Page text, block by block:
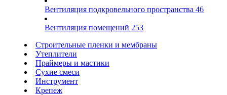
Вентиляция подкровельного пространства 46
Вентиляция помещений 253
Строительные пленки и мембраны
Утеплители
Праймеры и мастики
Сухие смеси
Инструмент
Крепеж